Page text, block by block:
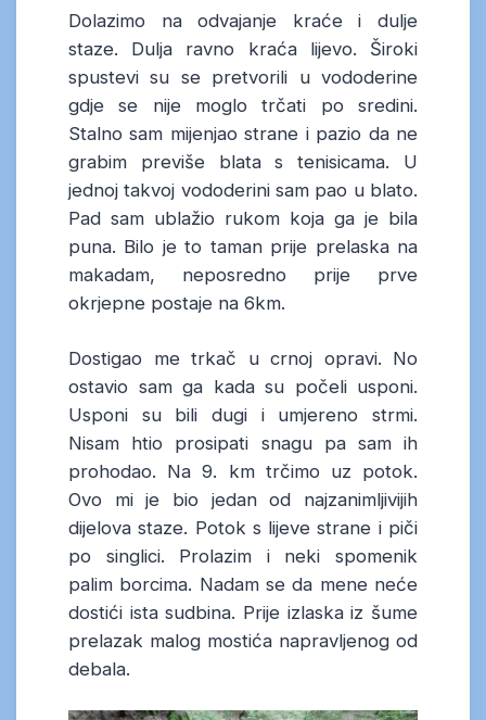
Dolazimo na odvajanje kraće i dulje
staze. Dulja ravno kraća lijevo. Široki
spustevi su se pretvorili u vododerine
gdje se nije moglo trčati po sredini.
Stalno sam mijenjao strane i pazio da ne
grabim previše blata s tenisicama. U
jednoj takvoj vododerini sam pao u blato.
Pad sam ublažio rukom koja ga je bila
puna. Bilo je to taman prije prelaska na
makadam, neposredno prije prve
okrjepne postaje na 6km.
Dostigao me trkač u crnoj opravi. No
ostavio sam ga kada su počeli usponi.
Usponi su bili dugi i umjereno strmi.
Nisam htio prosipati snagu pa sam ih
prohodao. Na 9. km trčimo uz potok.
Ovo mi je bio jedan od najzanimljivijih
dijelova staze. Potok s lijeve strane i piči
po singlici. Prolazim i neki spomenik
palim borcima. Nadam se da mene neće
dostići ista sudbina. Prije izlaska iz šume
prelazak malog mostića napravljenog od
debala.